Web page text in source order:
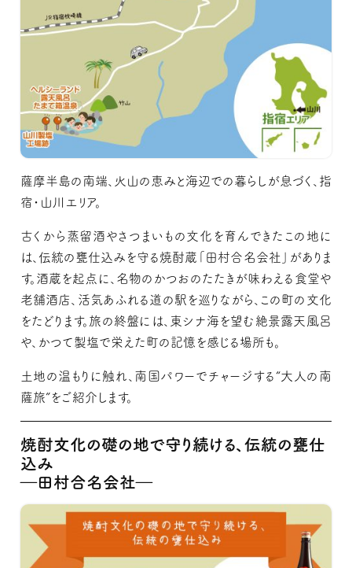
薩摩半島の南端、火山の恵みと海辺での暮らしが息づく、指
宿・山川エリア。
古くから蒸留酒やさつまいもの文化を育んできたこの地に
は、伝統の甕仕込みを守る焼酎蔵「田村合名会社」がありま
す。酒蔵を起点に、名物のかつおのたたきが味わえる食堂や
老舗酒店、活気あふれる道の駅を巡りながら、この町の文化
をたどります。旅の終盤には、東シナ海を望む絶景露天風呂
や、かつて製塩で栄えた町の記憶を感じる場所も。
土地の温もりに触れ、南国パワーでチャージする“大人の南
薩旅”をご紹介します。
焼酎文化の礎の地で守り続ける、伝統の甕仕
込み
―田村合名会社―